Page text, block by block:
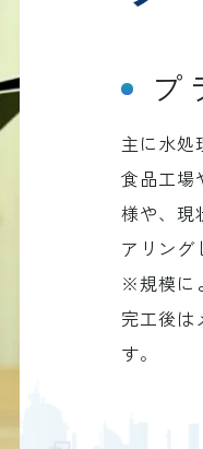
プ
主に水処
食品工場
様や、現
アリング
※規模に
完工後は
す。